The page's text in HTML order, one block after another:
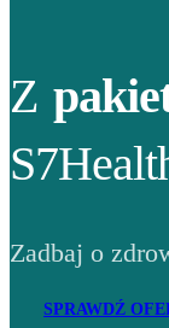
Z
Zadbaj o
SPRAWDŹ